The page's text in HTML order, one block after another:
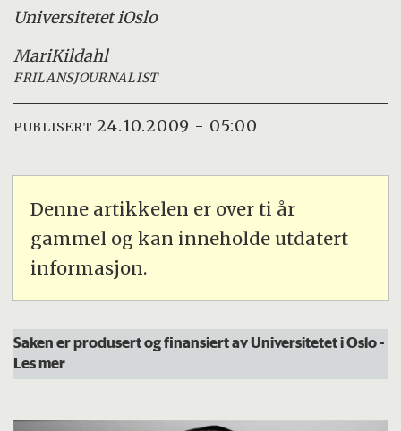
Universitetet iOslo
MariKildahl
FRILANSJOURNALIST
PUBLISERT 24.10.2009 - 05:00
Denne artikkelen er over ti år
gammel og kan inneholde utdatert
informasjon.
Saken er produsert og finansiert av Universitetet i Oslo-
Les mer